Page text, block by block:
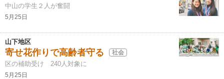
中山の学生２人が奮闘
5月25日
山下地区
寄せ花作りで高齢者守る 社会
区の補助受け 240人対象に
5月25日